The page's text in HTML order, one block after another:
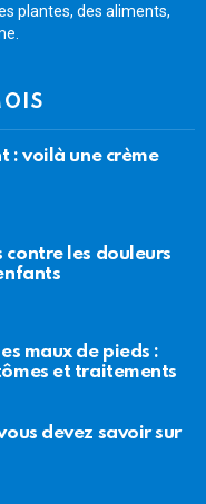
plantes, des aliments,
: voilà une crème
contre les douleurs
maux de pieds :
et traitements
devez savoir sur